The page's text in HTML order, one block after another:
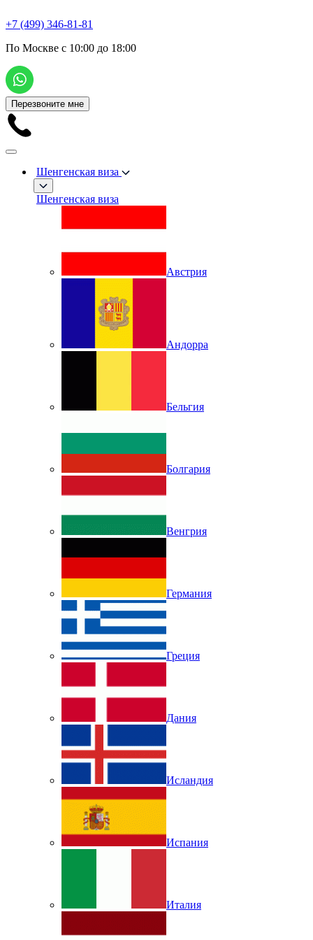
+7 (499) 346-81-81
По Москве с 10:00 до 18:00
Перезвоните мне
Шенгенская виза
Шенгенская виза
Австрия
Андорра
Бельгия
Болгария
Венгрия
Германия
Греция
Дания
Исландия
Испания
Италия